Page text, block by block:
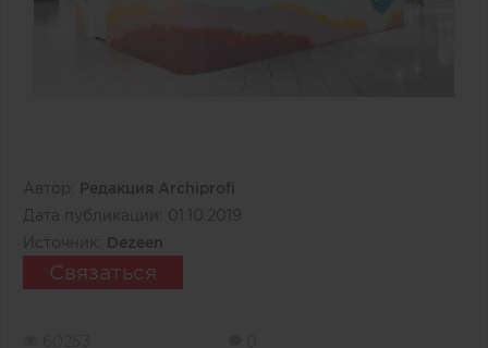
Автор:
Редакция Archiprofi
Дата публикации: 01.10.2019
Источник:
Dezeen
Связаться